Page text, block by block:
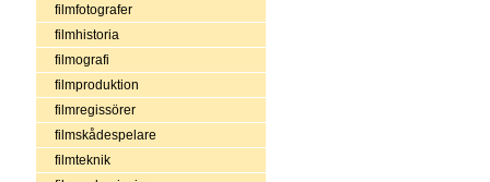
filmfotografer
filmhistoria
filmografi
filmproduktion
filmregissörer
filmskådespelare
filmteknik